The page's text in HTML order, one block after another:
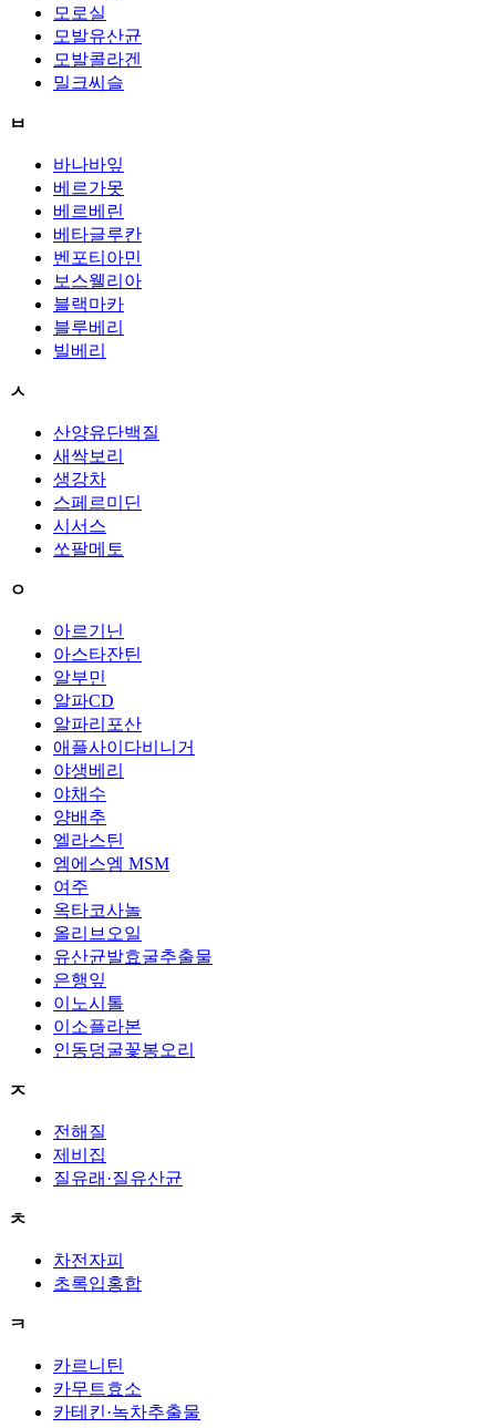
모로실
모발유산균
모발콜라겐
밀크씨슬
ㅂ
바나바잎
베르가못
베르베린
베타글루칸
벤포티아민
보스웰리아
블랙마카
블루베리
빌베리
ㅅ
산양유단백질
새싹보리
생강차
스페르미딘
시서스
쏘팔메토
ㅇ
아르기닌
아스타잔틴
알부민
알파CD
알파리포산
애플사이다비니거
야생베리
야채수
양배추
엘라스틴
엠에스엠 MSM
여주
옥타코사놀
올리브오일
유산균발효굴추출물
은행잎
이노시톨
이소플라본
인동덩굴꽃봉오리
ㅈ
전해질
제비집
질유래·질유산균
ㅊ
차전자피
초록입홍합
ㅋ
카르니틴
카무트효소
카테킨·녹차추출물